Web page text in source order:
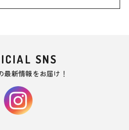
SNS
最新情報をお届け！